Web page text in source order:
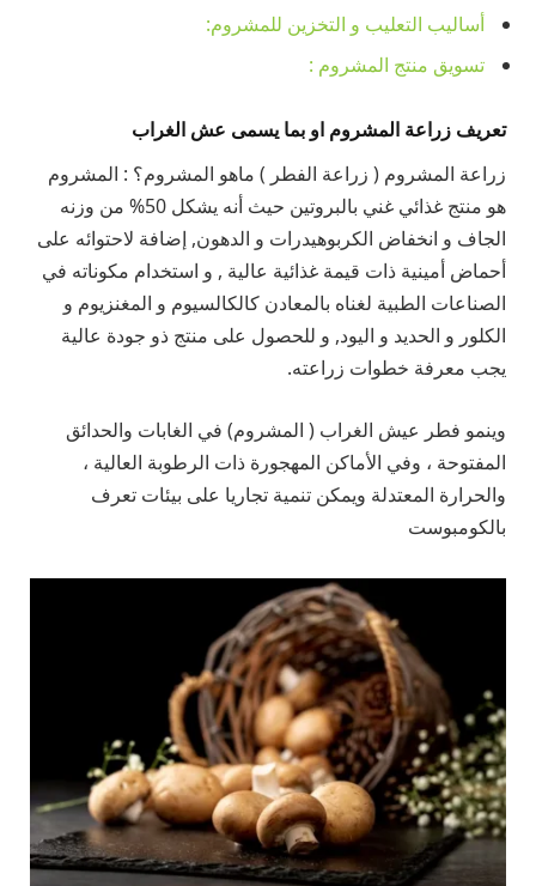
أساليب التعليب و التخزين للمشروم:
تسويق منتج المشروم :
تعريف زراعة المشروم او بما يسمى عش الغراب
زراعة المشروم ( زراعة الفطر ) ماهو المشروم؟ : المشروم
هو منتج غذائي غني بالبروتين حيث أنه يشكل 50% من وزنه
الجاف و انخفاض الكربوهيدرات و الدهون, إضافة لاحتوائه على
أحماض أمينية ذات قيمة غذائية عالية , و استخدام مكوناته في
الصناعات الطبية لغناه بالمعادن كالكالسيوم و المغنزيوم و
الكلور و الحديد و اليود, و للحصول على منتج ذو جودة عالية
يجب معرفة خطوات زراعته.
وينمو فطر عيش الغراب ( المشروم) في الغابات والحدائق
المفتوحة ، وفي الأماكن المهجورة ذات الرطوبة العالية ،
والحرارة المعتدلة ويمكن تنمية تجاريا على بيئات تعرف
بالكومبوست